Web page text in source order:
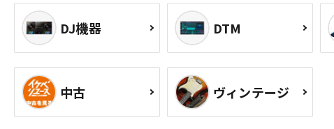
DJ機器 DTM
中古 ヴィンテージ